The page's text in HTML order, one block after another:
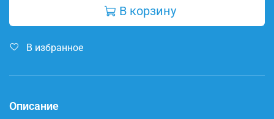
В корзину
В избранное
Описание